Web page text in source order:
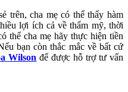
trên, cha mẹ có thể thấy hàm
lợi ích cả về thẩm mỹ, thời
thể cha mẹ hãy thực hiện tiền
bạn còn thắc mắc về bất cứ
Wilson để được hỗ trợ tư vấn